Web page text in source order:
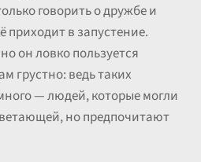
говорить о дружбе и
приходит в запустение.
он ловко пользуется
грустно: ведь таких
— людей, которые могли
но предпочитают